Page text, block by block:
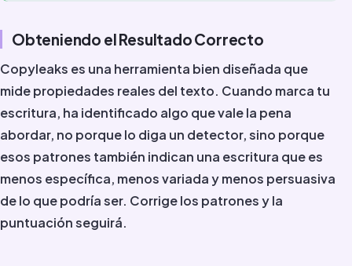
Obteniendo el Resultado Correcto
Copyleaks es una herramienta bien diseñada que
mide propiedades reales del texto. Cuando marca tu
escritura, ha identificado algo que vale la pena
abordar, no porque lo diga un detector, sino porque
esos patrones también indican una escritura que es
menos específica, menos variada y menos persuasiva
de lo que podría ser. Corrige los patrones y la
puntuación seguirá.